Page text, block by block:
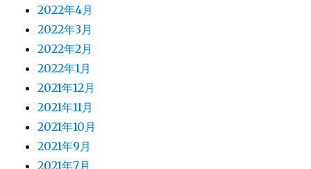
2022年4月
2022年3月
2022年2月
2022年1月
2021年12月
2021年11月
2021年10月
2021年9月
2021年7月